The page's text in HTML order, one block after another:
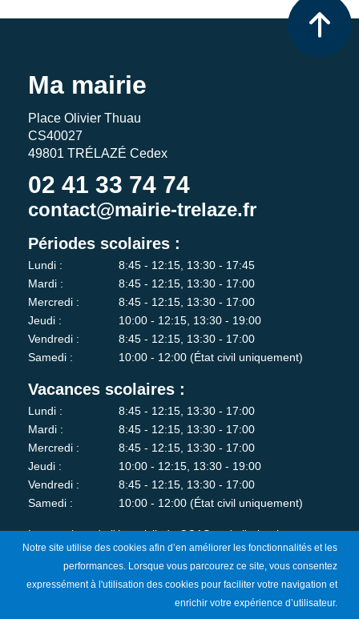
Ma mairie
Place Olivier Thuau
CS40027
49801 TRÉLAZÉ Cedex
02 41 33 74 74
contact@mairie-trelaze.fr
Périodes scolaires :
Lundi :
8:45 - 12:15, 13:30 - 17:45
Mardi :
8:45 - 12:15, 13:30 - 17:00
Mercredi :
8:45 - 12:15, 13:30 - 17:00
Jeudi :
10:00 - 12:15, 13:30 - 19:00
Vendredi :
8:45 - 12:15, 13:30 - 17:00
Samedi :
10:00 - 12:00 (État civil uniquement)
Vacances scolaires :
Lundi :
8:45 - 12:15, 13:30 - 17:00
Mardi :
8:45 - 12:15, 13:30 - 17:00
Mercredi :
8:45 - 12:15, 13:30 - 17:00
Jeudi :
10:00 - 12:15, 13:30 - 19:00
Vendredi :
8:45 - 12:15, 13:30 - 17:00
Samedi :
10:00 - 12:00 (État civil uniquement)
Les services de l'état-civil, du CCAS et de l'urbanisme sont
fermés au public le lundi matin.
Je m'abonne à la newsletter
Notre site utilise des cookies afin d’en améliorer les fonctionnalités et les
performances. Lorsque vous parcourez ce site, vous consentez
expressément à l'utilisation des cookies pour faciliter votre navigation et
enrichir votre expérience d’utilisateur.